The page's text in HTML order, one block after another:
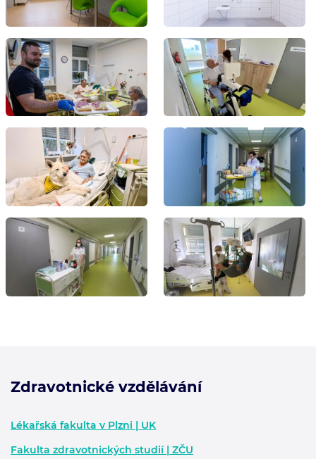
Zdravotnické vzdělávání
Lékařská fakulta v Plzni | UK
Fakulta zdravotnických studií | ZČU